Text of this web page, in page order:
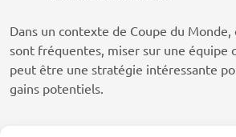
Dans un contexte de Coupe du Monde,
sont fréquentes, miser sur une équipe
peut être une stratégie intéressante
gains potentiels.